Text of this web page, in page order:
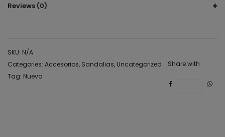
Reviews (0)
SKU: N/A
Categories: Accesorios, Sandalias, Uncategorized
Tag: Nuevo
Share with